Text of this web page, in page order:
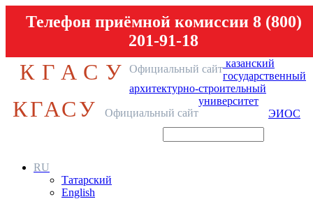
Телефон приёмной комиссии 8 (800)
201-91-18
КГАСУ Официальный сайт казанский
государственный
архитектурно-строительный
университет
КГАСУ Официальный сайт ЭИОС
RU
Татарский
English